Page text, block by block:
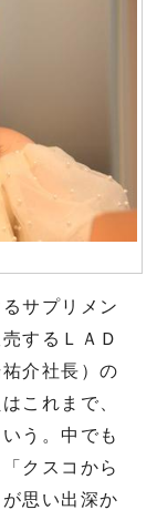
サプリメン
するＬＡＤ
介社長）の
これまで、
う。中でも
クスコから
思い出深か